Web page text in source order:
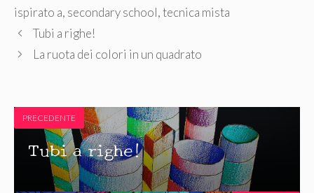
ispirato a, secondary school,tecnica mista
Tubi a righe!
La ruota dei colori in un quadrato
PRECEDENTE
Tubi a righe!